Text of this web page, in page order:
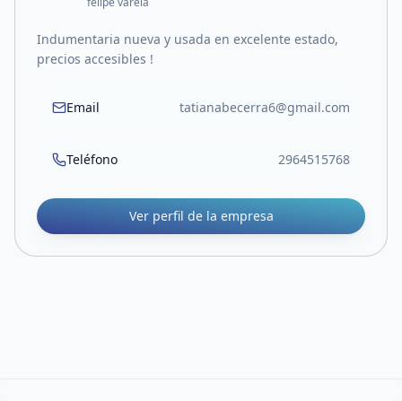
Indumentaria nueva y usada en excelente estado,
precios accesibles !
Email tatianabecerra6@gmail.com
Teléfono 2964515768
Ver perfil de la empresa